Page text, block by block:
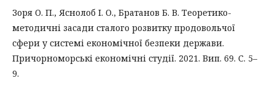
Зоря О. П., Яснолоб І. О., Братанов Б. В. Теоретико-
методичні засади сталого розвитку продовольчої
сфери у системі економічної безпеки держави.
Причорноморські економічні студії. 2021. Вип. 69. С. 5–
9.